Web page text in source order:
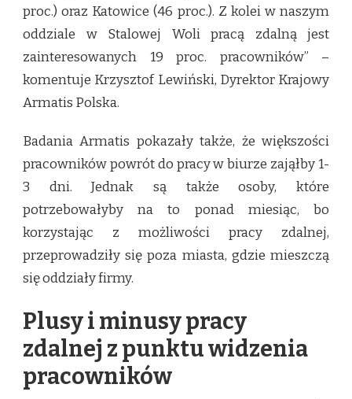
proc.) oraz Katowice (46 proc.). Z kolei w naszym
oddziale w Stalowej Woli pracą zdalną jest
zainteresowanych 19 proc. pracowników” –
komentuje Krzysztof Lewiński, Dyrektor Krajowy
Armatis Polska.
Badania Armatis pokazały także, że większości
pracowników powrót do pracy w biurze zająłby 1-
3 dni. Jednak są także osoby, które
potrzebowałyby na to ponad miesiąc, bo
korzystając z możliwości pracy zdalnej,
przeprowadziły się poza miasta, gdzie mieszczą
się oddziały firmy.
Plusy i minusy pracy
zdalnej z punktu widzenia
pracowników